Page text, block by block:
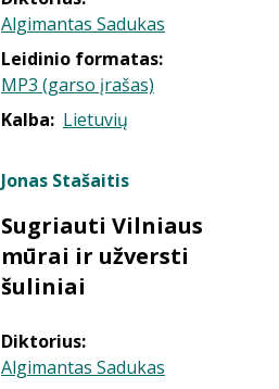
Algimantas Sadukas
Leidinio formatas:
MP3 (garso įrašas)
Kalba: Lietuvių
Jonas Stašaitis
Sugriauti Vilniaus
mūrai ir užversti
šuliniai
Diktorius:
Algimantas Sadukas